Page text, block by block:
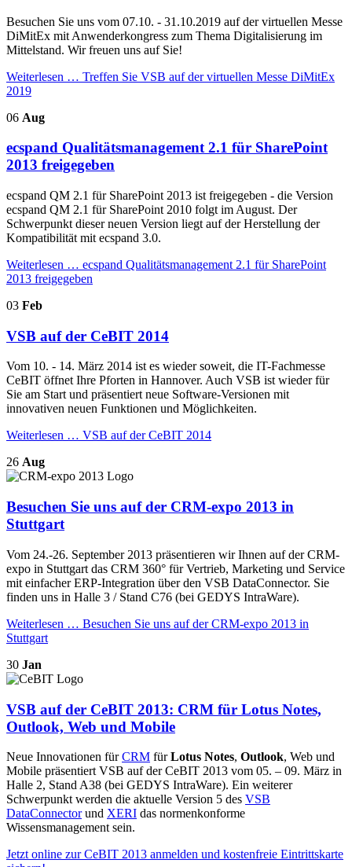
Besuchen Sie uns vom 07.10. - 31.10.2019 auf der virtuellen Messe
DiMitEx mit Anwenderkongress zum Thema Digitalisierung im
Mittelstand. Wir freuen uns auf Sie!
Weiterlesen … Treffen Sie VSB auf der virtuellen Messe DiMitEx
2019
06 Aug
ecspand Qualitätsmanagement 2.1 für SharePoint
2013 freigegeben
ecspand QM 2.1 für SharePoint 2013 ist freigegeben - die Version
ecspand QM 2.1 für SharePoint 2010 folgt im August. Der
Schwerpunkt dieser neuen Version liegt auf der Herstellung der
Kompatibilität mit ecspand 3.0.
Weiterlesen … ecspand Qualitätsmanagement 2.1 für SharePoint
2013 freigegeben
03 Feb
VSB auf der CeBIT 2014
Vom 10. - 14. März 2014 ist es wieder soweit, die IT-Fachmesse
CeBIT öffnet Ihre Pforten in Hannover. Auch VSB ist wieder für
Sie am Start und präsentiert neue Software-Versionen mit
innovativen neuen Funktionen und Möglichkeiten.
Weiterlesen … VSB auf der CeBIT 2014
26 Aug
Besuchen Sie uns auf der CRM-expo 2013 in
Stuttgart
Vom 24.-26. September 2013 präsentieren wir Ihnen auf der CRM-
expo in Stuttgart das CRM 360° für Vertrieb, Marketing und Service
mit einfacher ERP-Integration über den VSB DataConnector. Sie
finden uns in Halle 3 / Stand C76 (bei GEDYS IntraWare).
Weiterlesen … Besuchen Sie uns auf der CRM-expo 2013 in
Stuttgart
30 Jan
VSB auf der CeBIT 2013: CRM für Lotus Notes,
Outlook, Web und Mobile
Neue Innovationen fürCRM fürLotus Notes, Outlook, Web und
Mobile präsentiert VSB auf der CeBIT 2013 vom 05. – 09. März in
Halle 2, Stand A38 (bei GEDYS IntraWare). Ein weiterer
Schwerpunkt werden die aktuelle Version 5 des VSB
DataConnectorund XERI das normenkonforme
Wissensmanagement sein.
Jetzt online zur CeBIT 2013 anmelden und kostenfreie Eintrittskarte